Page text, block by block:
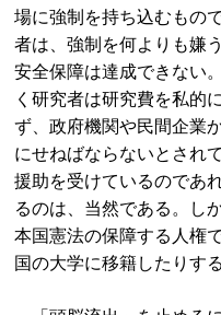
場に強制を持ち込むもの
者は、強制を何よりも嫌
安全保障は達成できない
く研究者は研究費を私的
ず、政府機関や民間企業
にせねばならないとされ
援助を受けているのであ
るのは、当然である。し
本国憲法の保障する人権
国の大学に移籍したりす